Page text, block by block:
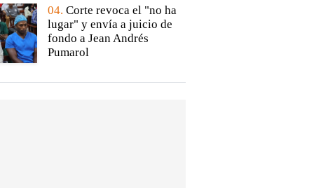
04. Corte revoca el "no ha
lugar" y envía a juicio de
fondo a Jean Andrés
Pumarol